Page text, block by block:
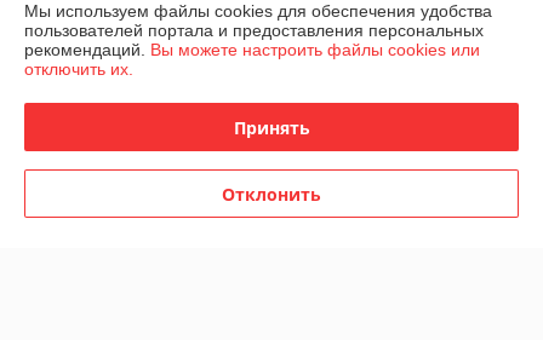
График работы
Политика обработки cookies
Сайт создан на платформе Deal.by
Мы используем файлы cookies для обеспечения удобства
пользователей портала и предоставления персональных
рекомендаций. Вы можете настроить файлы cookies или
отключить их.
Принять
Отклонить